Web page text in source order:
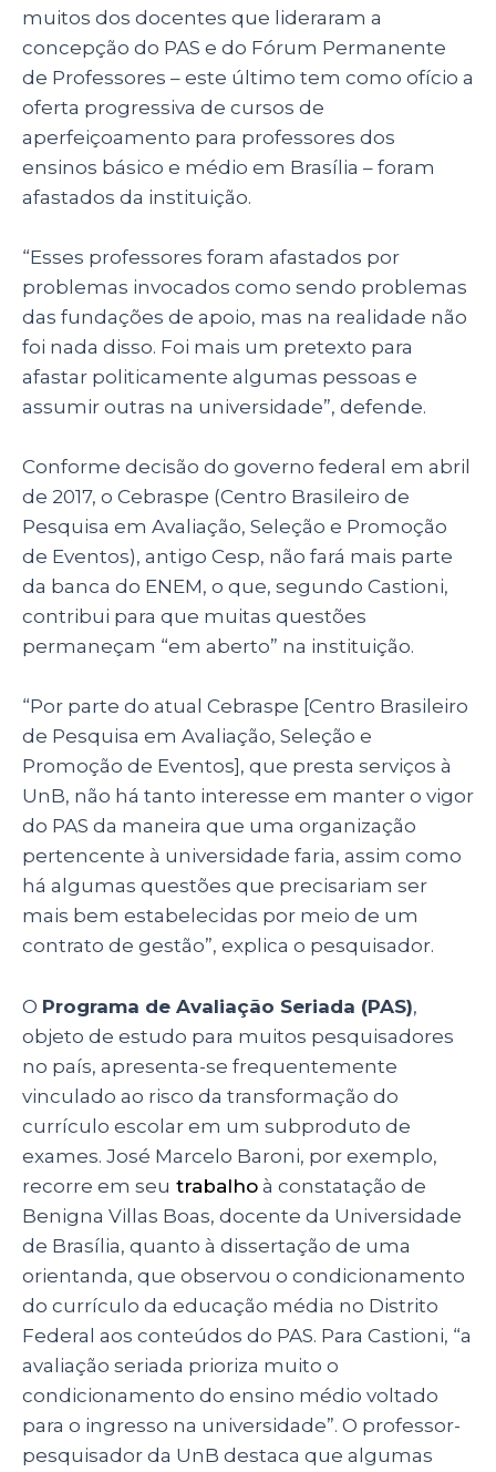
muitos dos docentes que lideraram a
concepção do PAS e do Fórum Permanente
de Professores – este último tem como ofício a
oferta progressiva de cursos de
aperfeiçoamento para professores dos
ensinos básico e médio em Brasília – foram
afastados da instituição.
“Esses professores foram afastados por
problemas invocados como sendo problemas
das fundações de apoio, mas na realidade não
foi nada disso. Foi mais um pretexto para
afastar politicamente algumas pessoas e
assumir outras na universidade”, defende.
Conforme decisão do governo federal em abril
de 2017, o Cebraspe (Centro Brasileiro de
Pesquisa em Avaliação, Seleção e Promoção
de Eventos), antigo Cesp, não fará mais parte
da banca do ENEM, o que, segundo Castioni,
contribui para que muitas questões
permaneçam “em aberto” na instituição.
“Por parte do atual Cebraspe [Centro Brasileiro
de Pesquisa em Avaliação, Seleção e
Promoção de Eventos], que presta serviços à
UnB, não há tanto interesse em manter o vigor
do PAS da maneira que uma organização
pertencente à universidade faria, assim como
há algumas questões que precisariam ser
mais bem estabelecidas por meio de um
contrato de gestão”, explica o pesquisador.
O Programa de Avaliação Seriada (PAS),
objeto de estudo para muitos pesquisadores
no país, apresenta-se frequentemente
vinculado ao risco da transformação do
currículo escolar em um subproduto de
exames. José Marcelo Baroni, por exemplo,
recorre em seu trabalho à constatação de
Benigna Villas Boas, docente da Universidade
de Brasília, quanto à dissertação de uma
orientanda, que observou o condicionamento
do currículo da educação média no Distrito
Federal aos conteúdos do PAS. Para Castioni, “a
avaliação seriada prioriza muito o
condicionamento do ensino médio voltado
para o ingresso na universidade”. O professor-
pesquisador da UnB destaca que algumas